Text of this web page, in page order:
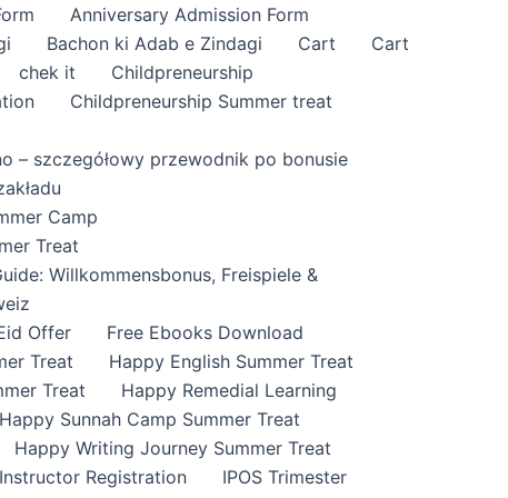
Anniversary Admission Form
Bachon ki Adab e Zindagi Cart
Cart
chek it
Childpreneurship
Childpreneurship Summer treat
– szczegółowy przewodnik po bonusie
Camp
Treat
Willkommensbonus, Freispiele &
Offer
Free Ebooks Download
Treat
Happy English Summer Treat
Treat
Happy Remedial Learning
Happy Sunnah Camp Summer Treat
Happy Writing Journey Summer Treat
Instructor Registration
IPOS Trimester